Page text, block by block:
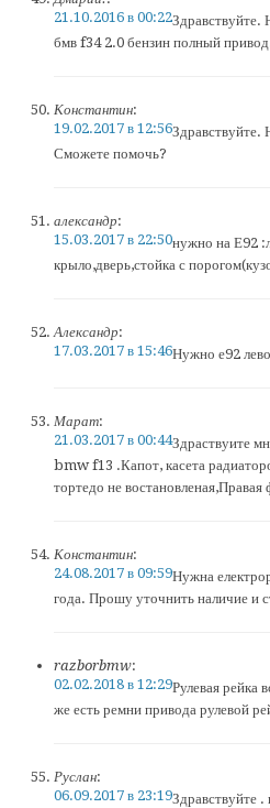
21.10.2016 в 00:22Здравствуйте.
бмв f34 2.0 бензин полный
Константин:
19.02.2017 в 12:56Здравствуйте.
Сможете помочь?
александр:
15.03.2017 в 22:50нужно на Е92
крыло,дверь,стойка с
Александр:
17.03.2017 в 15:46Нужно е92
Марат:
21.03.2017 в 00:44Здраствуите
bmw f13 .Капот, касета
тортедо не востановленая,Правая
Константин:
24.08.2017 в 09:59Нужна
года. Прошу уточнить наличие и
razborbmw:
02.02.2018 в 12:29Рулевая рейка
же есть ремни привода рулевой
Руслан:
06.09.2017 в 23:19Здравствуйте